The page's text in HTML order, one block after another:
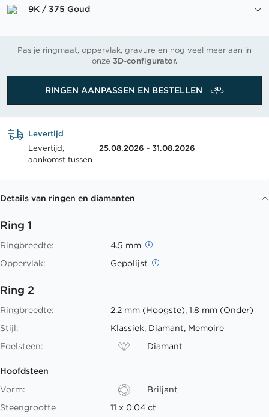
9K / 375 Goud
Pas je ringmaat, oppervlak, gravure en nog veel meer aan in
onze 3D-configurator.
RINGEN AANPASSEN EN BESTELLEN
Levertijd
Levertijd,
aankomst tussen
25.08.2026 - 31.08.2026
Details van ringen en diamanten
Ring 1
Ringbreedte:
4.5 mm
Oppervlak:
Gepolijst
Ring 2
Ringbreedte:
2.2 mm (Hoogste), 1.8 mm (Onder)
Stijl:
Klassiek, Diamant, Memoire
Edelsteen:
Diamant
Hoofdsteen
Vorm:
Briljant
Steengrootte
11 x 0.04 ct